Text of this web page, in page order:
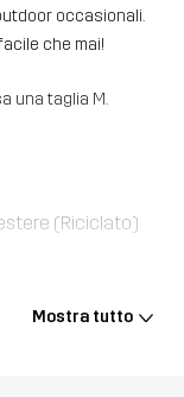
occasionali.
che mai!
una taglia M.
(Riciclato)
Mostra tutto